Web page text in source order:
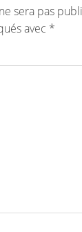
sera pas
avec *